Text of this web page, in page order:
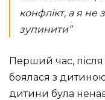
конфлікт, а я
зупинити”
Перший час, після
боялася з
дитини була